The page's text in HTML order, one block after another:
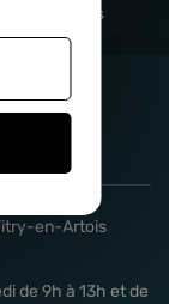
sans frais
en-Artois
de 9h à 13h et de